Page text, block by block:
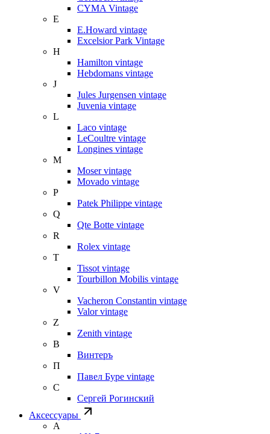
CYMA Vintage
E
E.Howard vintage
Excelsior Park Vintage
H
Hamilton vintage
Hebdomans vintage
J
Jules Jurgensen vintage
Juvenia vintage
L
Laco vintage
LeCoultre vintage
Longines vintage
M
Moser vintage
Movado vintage
P
Patek Philippe vintage
Q
Qte Botte vintage
R
Rolex vintage
T
Tissot vintage
Tourbillon Mobilis vintage
V
Vacheron Constantin vintage
Valor vintage
Z
Zenith vintage
В
Винтеръ
П
Павел Буре vintage
С
Сергей Рогинский
Аксессуары
A